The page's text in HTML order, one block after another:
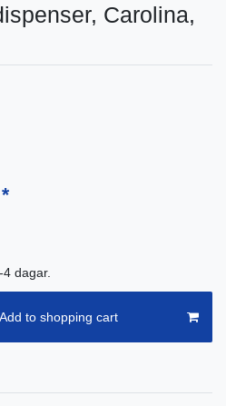
Carolina,
*
dagar.
Add to shopping cart